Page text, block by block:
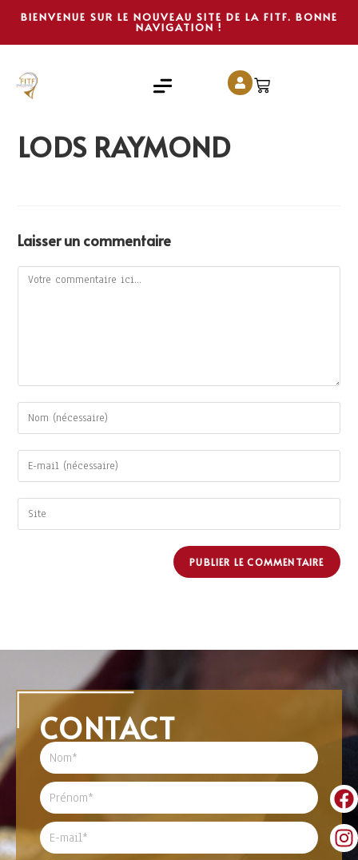
BIENVENUE SUR LE NOUVEAU SITE DE LA FITF. BONNE
NAVIGATION !
LODS RAYMOND
Laisser un commentaire
CONTACT